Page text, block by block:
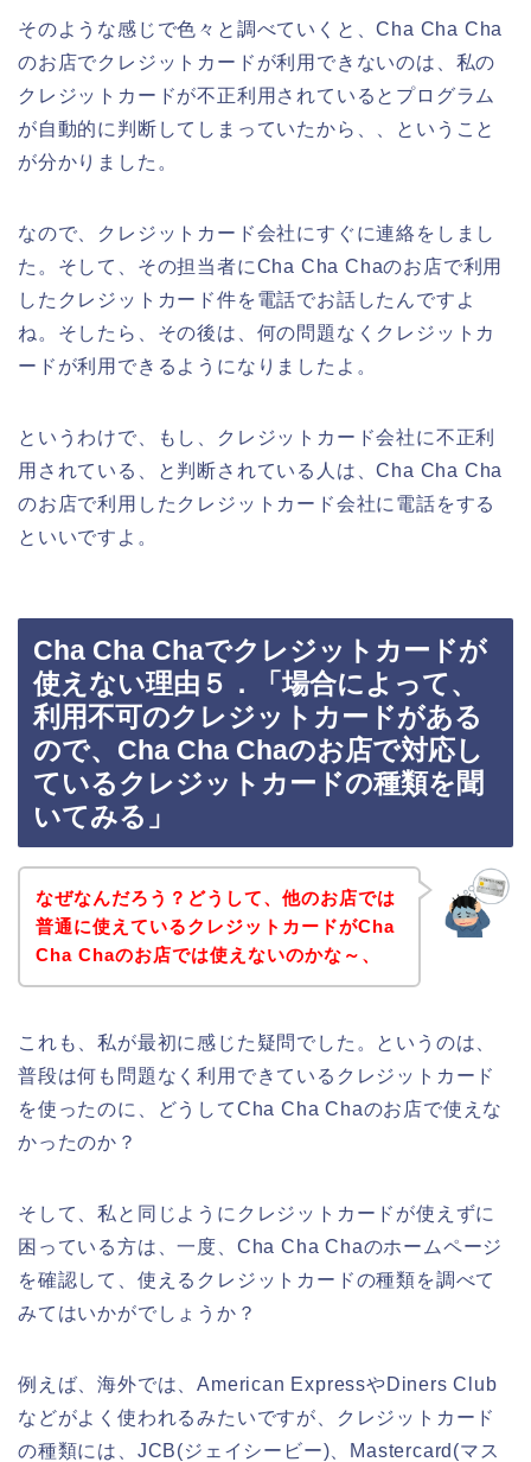
そのような感じで色々と調べていくと、Cha Cha Cha
のお店でクレジットカードが利用できないのは、私の
クレジットカードが不正利用されているとプログラム
が自動的に判断してしまっていたから、、ということ
が分かりました。
なので、クレジットカード会社にすぐに連絡をしまし
た。そして、その担当者にCha Cha Chaのお店で利用
したクレジットカード件を電話でお話したんですよ
ね。そしたら、その後は、何の問題なくクレジットカ
ードが利用できるようになりましたよ。
というわけで、もし、クレジットカード会社に不正利
用されている、と判断されている人は、Cha Cha Cha
のお店で利用したクレジットカード会社に電話をする
といいですよ。
Cha Cha Chaでクレジットカードが
使えない理由５．「場合によって、
利用不可のクレジットカードがある
ので、Cha Cha Chaのお店で対応し
ているクレジットカードの種類を聞
いてみる」
なぜなんだろう？どうして、他のお店では
普通に使えているクレジットカードがCha
Cha Chaのお店では使えないのかな～、
これも、私が最初に感じた疑問でした。というのは、
普段は何も問題なく利用できているクレジットカード
を使ったのに、どうしてCha Cha Chaのお店で使えな
かったのか？
そして、私と同じようにクレジットカードが使えずに
困っている方は、一度、Cha Cha Chaのホームページ
を確認して、使えるクレジットカードの種類を調べて
みてはいかがでしょうか？
例えば、海外では、American ExpressやDiners Club
などがよく使われるみたいですが、クレジットカード
の種類には、JCB(ジェイシービー)、Mastercard(マス